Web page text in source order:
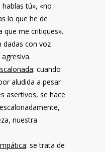
tú», «no
lo que he de
que me critiques».
dadas con voz
: cuando
aludida a pesar
asertivos, se hace
nuestra
: se trata de